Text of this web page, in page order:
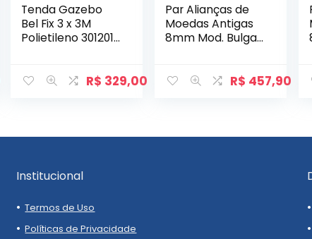
Tenda Gazebo
Bel Fix 3 x 3M
Polietileno 301201
R$ 329,00
Par Alianças de
Moedas Antigas
8mm Mod. Bulgari
R$ 457,90
Institucional
Termos de Uso
Políticas de Privacidade